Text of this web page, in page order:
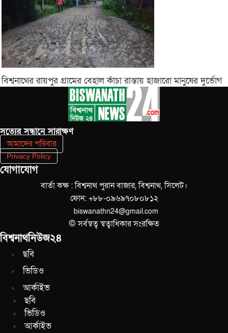
বিশ্বনাথের রায়পুর গ্রামের বেহাল কাঁচা রাস্তায় হাজারো মানুষের দুর্ভোগ
সত‌্যের সন্ধানে সারাক্ষণ
আমাদের পরিবার
Privacy Policy
যোগাযোগ
বার্তা কক্ষ : বিশ্বনাথ পুরান বাজার, বিশ্বনাথ, সিলেট।
ফোন: +৮৮-০৯৬৯৭০৮০৮১২
biswanathn24@gmail.com
© সর্বস্বত্ব স্বত্বাধিকার সংরক্ষিত
বিশ্বনাথনিউজ২৪
ছবি
ভিডিও
আর্কাইভ
ছবি
ভিডিও
আর্কাইভ